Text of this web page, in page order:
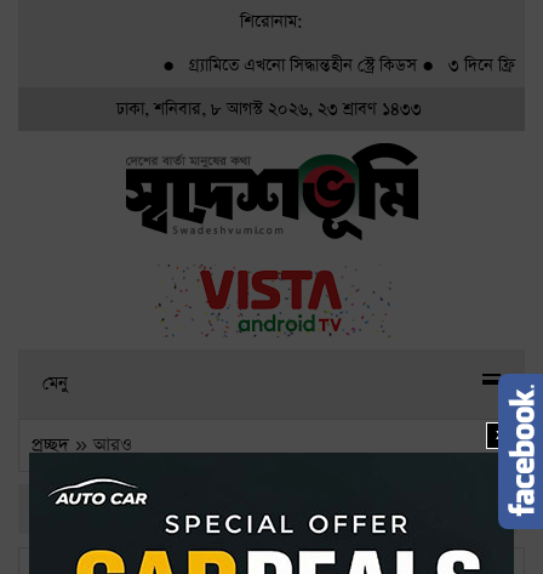
শিরোনাম:
● গ্র্যামিতে এখনো সিদ্ধান্তহীন স্ট্রে কিডস● ৩ দিনে ফ্রি
ঢাকা, শনিবার, ৮ আগস্ট ২০২৬, ২৩ শ্রাবণ ১৪৩৩
মেনু
প্রচ্ছদ » আরও
তথ্য-প্রযুক্তি বিজ্ঞান ও উদ্ভাবন গণমাধ্যম বিশেষ প্রতিবেদন
X